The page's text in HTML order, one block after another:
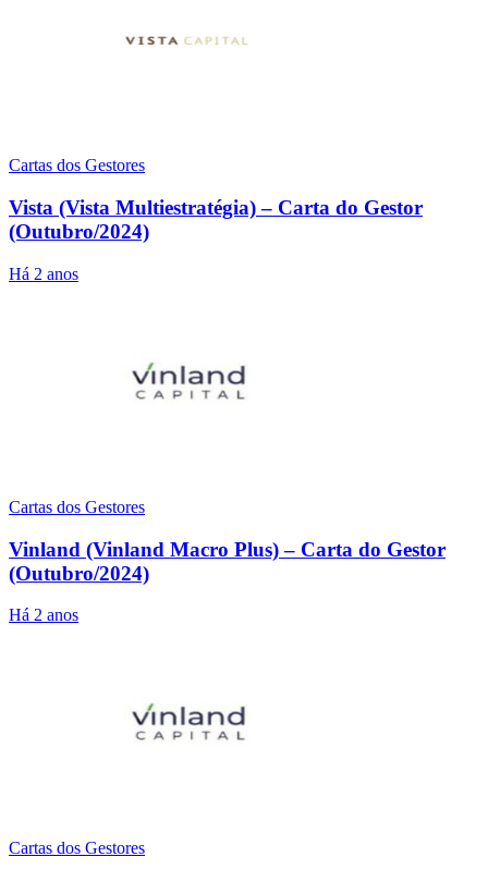
Cartas dos Gestores
Vista (Vista Multiestratégia) – Carta do Gestor
(Outubro/2024)
Há 2 anos
Cartas dos Gestores
Vinland (Vinland Macro Plus) – Carta do Gestor
(Outubro/2024)
Há 2 anos
Cartas dos Gestores